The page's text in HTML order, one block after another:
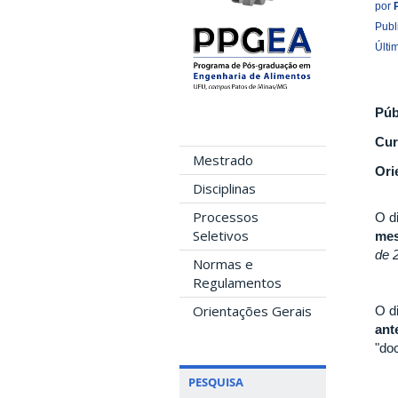
Mestrado
Disciplinas
Processos
Seletivos
Normas e
Regulamentos
Orientações Gerais
PESQUISA
por
O
de
O